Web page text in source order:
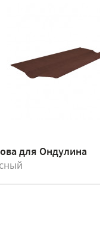
для Ондулина